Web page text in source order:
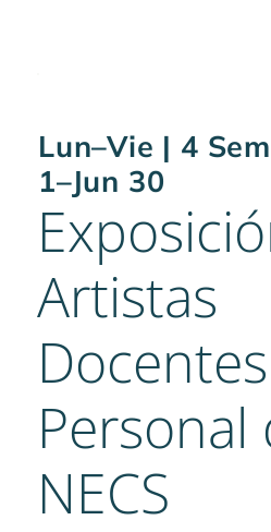
Lun–Vie | 4
1–Jun 30
Artistas
Personal
NECS